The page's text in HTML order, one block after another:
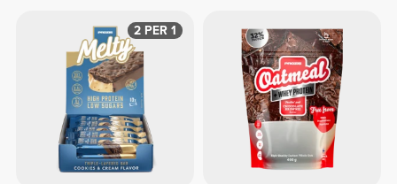
2 PER 1